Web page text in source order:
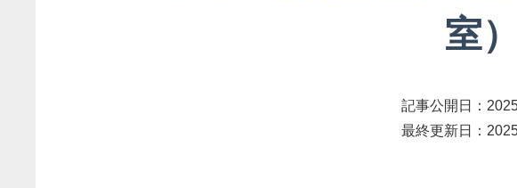
室）
記事公開日：
最終更新日：